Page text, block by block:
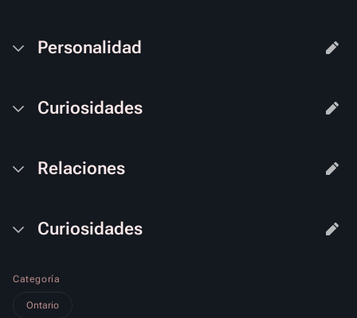
Personalidad
Curiosidades
Relaciones
Curiosidades
Categoría
Ontario